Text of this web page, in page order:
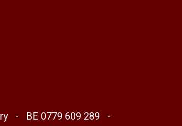
- BE 0779 609 289 -